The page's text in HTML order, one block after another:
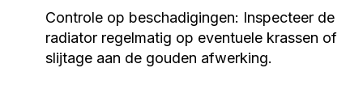
Controle op beschadigingen: Inspecteer de
radiator regelmatig op eventuele krassen of
slijtage aan de gouden afwerking.